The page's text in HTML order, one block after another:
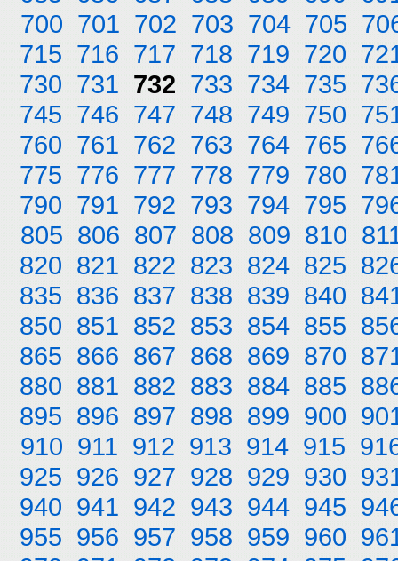
700 701 702 703 704 705
715 716 717 718 719 720
730 731 732 733 734 735
745 746 747 748 749 750
760 761 762 763 764 765
775 776 777 778 779 780
790 791 792 793 794 795
805 806 807 808 809 810
820 821 822 823 824 825
835 836 837 838 839 840
850 851 852 853 854 855
865 866 867 868 869 870
880 881 882 883 884 885
895 896 897 898 899 900
910 911 912 913 914 915
925 926 927 928 929 930
940 941 942 943 944 945
955 956 957 958 959 960